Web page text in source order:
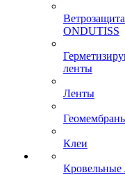
Ветрозащита
ONDUTISS
ленты
Ленты
Клеи
Кровельные